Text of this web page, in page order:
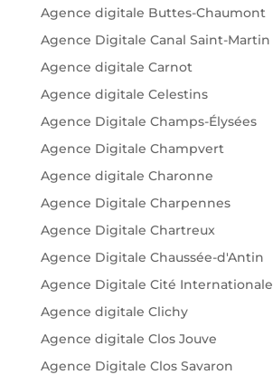
Agence digitale Buttes-Chaumont
Agence Digitale Canal Saint-Martin
Agence digitale Carnot
Agence digitale Celestins
Agence Digitale Champs-Élysées
Agence Digitale Champvert
Agence digitale Charonne
Agence Digitale Charpennes
Agence Digitale Chartreux
Agence Digitale Chaussée-d'Antin
Agence Digitale Cité Internationale
Agence digitale Clichy
Agence digitale Clos Jouve
Agence Digitale Clos Savaron